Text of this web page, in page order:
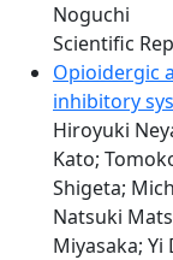
Noguchi
Scientific
Opioidergic
inhibitory
Hiroyuki
Kato;
Shigeta;
Natsuki
Miyasaka; Yi